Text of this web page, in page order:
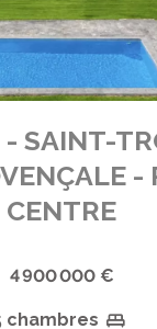
- SAINT-
-
CENTRE
4 900 000 €
chambres